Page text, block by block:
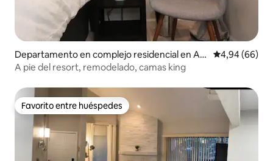
Departamento en complejo residencial en An
gel Fire
Calificación
4,94 (66)
A pie del resort, remodelado, camas king
Favorito entre huéspedes
Favorito entre huéspedes